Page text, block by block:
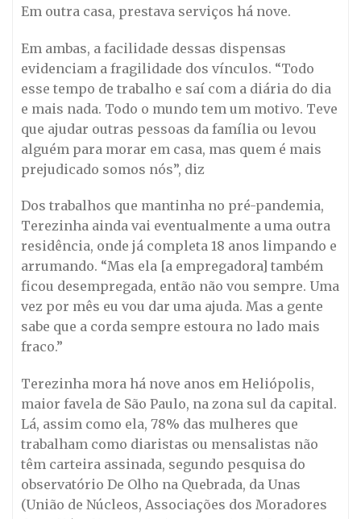
Em outra casa, prestava serviços há nove.
Em ambas, a facilidade dessas dispensas
evidenciam a fragilidade dos vínculos. “Todo
esse tempo de trabalho e saí com a diária do dia
e mais nada. Todo o mundo tem um motivo. Teve
que ajudar outras pessoas da família ou levou
alguém para morar em casa, mas quem é mais
prejudicado somos nós”, diz
Dos trabalhos que mantinha no pré-pandemia,
Terezinha ainda vai eventualmente a uma outra
residência, onde já completa 18 anos limpando e
arrumando. “Mas ela [a empregadora] também
ficou desempregada, então não vou sempre. Uma
vez por mês eu vou dar uma ajuda. Mas a gente
sabe que a corda sempre estoura no lado mais
fraco.”
Terezinha mora há nove anos em Heliópolis,
maior favela de São Paulo, na zona sul da capital.
Lá, assim como ela, 78% das mulheres que
trabalham como diaristas ou mensalistas não
têm carteira assinada, segundo pesquisa do
observatório De Olho na Quebrada, da Unas
(União de Núcleos, Associações dos Moradores